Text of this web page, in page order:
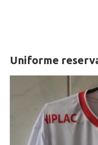
Uniforme